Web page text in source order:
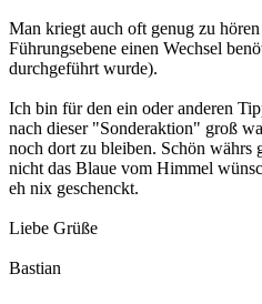
Man kriegt auch oft genug zu
Führungsebene einen Wechsel
durchgeführt wurde).
Ich bin für den ein oder anderen
nach dieser "Sonderaktion" groß
noch dort zu bleiben. Schön währs
nicht das Blaue vom Himmel
eh nix geschenckt.
Liebe Grüße
Bastian